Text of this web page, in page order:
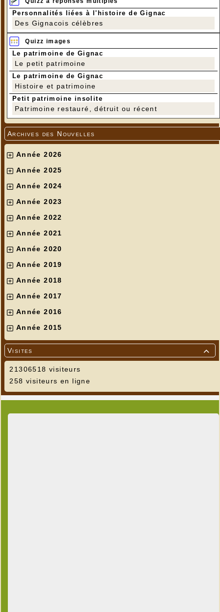
Personnalités liées à l'histoire de Gignac
Des Gignacois célèbres
Quizz images
Le patrimoine de Gignac
Le petit patrimoine
Le patrimoine de Gignac
Histoire et patrimoine
Petit patrimoine insolite
Patrimoine restauré, détruit ou récent
Archives des Nouvelles
Année 2026
Année 2025
Année 2024
Année 2023
Année 2022
Année 2021
Année 2020
Année 2019
Année 2018
Année 2017
Année 2016
Année 2015

Visites
21306518 visiteurs
258 visiteurs en ligne